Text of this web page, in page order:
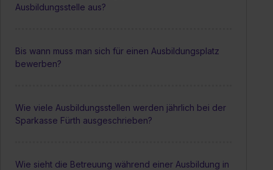
Ausbildungsstelle aus?
Bis wann muss man sich für einen Ausbildungsplatz
bewerben?
Wie viele Ausbildungsstellen werden jährlich bei der
Sparkasse Fürth ausgeschrieben?
Wie sieht die Betreuung während einer Ausbildung in